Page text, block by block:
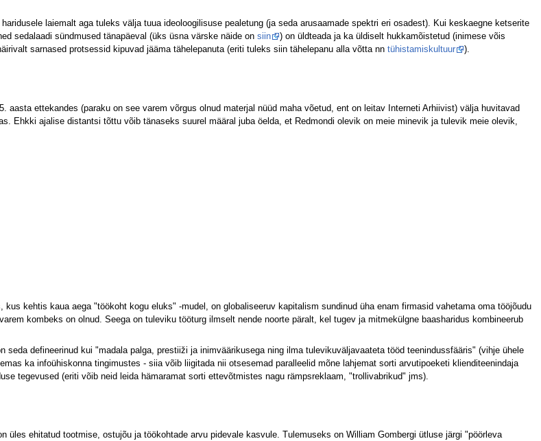
laiemalt aga tuleks välja tuua ideoloogilisuse pealetung (ja seda arusaamade spektri eri osadest). Kui keskaegne ketserite
sedalaadi sündmused tänapäeval (üks üsna värske näide on siin
) on üldteada ja ka üldiselt hukkamõistetud (inimese võis
sarnased protsessid kipuvad jääma tähelepanuta (eriti tuleks siin tähelepanu alla võtta nn tühistamiskultuur ).
aasta ettekandes (paraku on see varem võrgus olnud materjal nüüd maha võetud, ent on leitav Interneti Arhiivist) välja huvitavad
Ehkki ajalise distantsi tõttu võib tänaseks suurel määral juba öelda, et Redmondi olevik on meie minevik ja tulevik meie olevik,
kehtis kaua aega "töökoht kogu eluks" -mudel, on globaliseeruv kapitalism sundinud üha enam firmasid vahetama oma tööjõudu
kombeks on olnud. Seega on tuleviku tööturg ilmselt nende noorte päralt, kel tugev ja mitmekülgne baasharidus kombineerub
seda defineerinud kui "madala palga, prestiiži ja inimväärikusega ning ilma tulevikuväljavaateta tööd teenindussfääris" (vihje ühele
ka infoühiskonna tingimustes - siia võib liigitada nii otsesemad paralleelid mõne lahjemat sorti arvutipoeketi klienditeenindaja
tegevused (eriti võib neid leida hämaramat sorti ettevõtmistes nagu rämpsreklaam, "trollivabrikud" jms).
üles ehitatud tootmise, ostujõu ja töökohtade arvu pidevale kasvule. Tulemuseks on William Gombergi ütluse järgi "pöörleva